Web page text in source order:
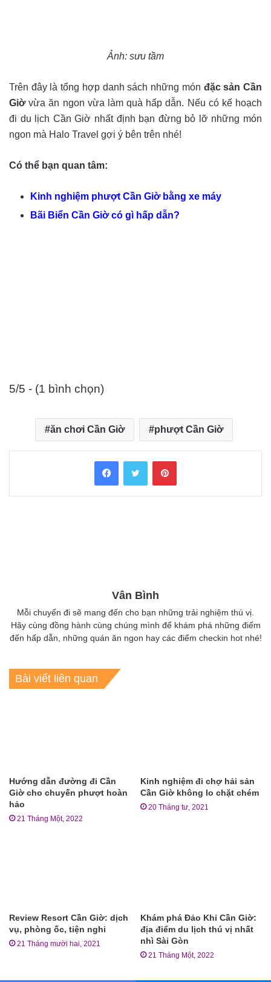
Ảnh: sưu tầm
Trên đây là tổng hợp danh sách những món đặc sản Cần
Giờvừa ăn ngon vừa làm quà hấp dẫn. Nếu có kế hoạch
đi du lịch Cần Giờ nhất định bạn đừng bỏ lỡ những món
ngon mà Halo Travel gợi ý bên trên nhé!
Có thể bạn quan tâm:
Kinh nghiệm phượt Cần Giờ bằng xe máy
Bãi Biển Cần Giờ có gì hấp dẫn?
5/5 - (1 bình chọn)
ăn chơi Cần Giờ phượt Cần Giờ
FacebookTwitter Pinterest
Vân Bình
Mỗi chuyến đi sẽ mang đến cho bạn những trải nghiệm thú vị.
Hãy cùng đồng hành cùng chúng mình để khám phá những điểm
đến hấp dẫn, những quán ăn ngon hay các điểm checkin hot nhé!
Bài viết liên quan
Hướng dẫn đường đi Cần
Giờ cho chuyến phượt hoàn
hảo
21 Tháng Một, 2022
Kinh nghiệm đi chợ hải sản
Cần Giờ không lo chặt chém
20 Tháng tư, 2021
Review Resort Cần Giờ: dịch
vụ, phòng ốc, tiện nghi
21 Tháng mười hai, 2021
Khám phá Đảo Khỉ Cần Giờ:
địa điểm du lịch thú vị nhất
nhì Sài Gòn
21 Tháng Một, 2022